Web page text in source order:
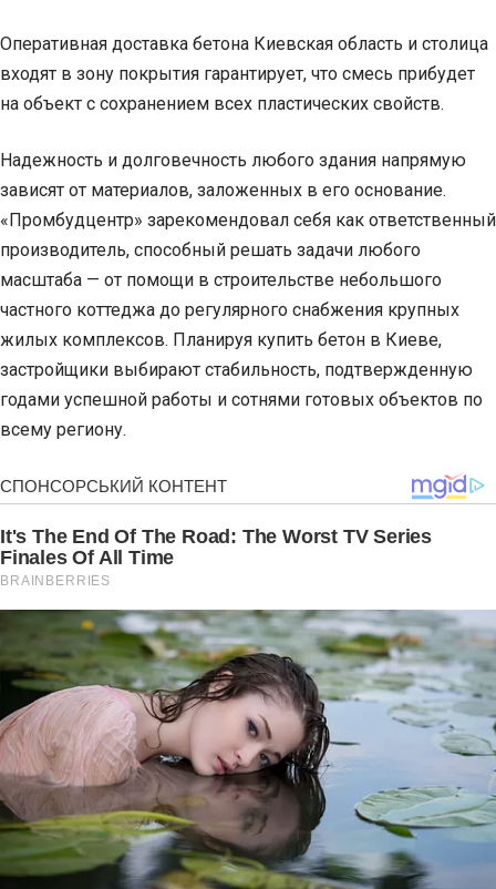
Оперативная доставка бетона Киевская область и столица
входят в зону покрытия гарантирует, что смесь прибудет
на объект с сохранением всех пластических свойств.
Надежность и долговечность любого здания напрямую
зависят от материалов, заложенных в его основание.
«Промбудцентр» зарекомендовал себя как ответственный
производитель, способный решать задачи любого
масштаба — от помощи в строительстве небольшого
частного коттеджа до регулярного снабжения крупных
жилых комплексов. Планируя купить бетон в Киеве,
застройщики выбирают стабильность, подтвержденную
годами успешной работы и сотнями готовых объектов по
всему региону.